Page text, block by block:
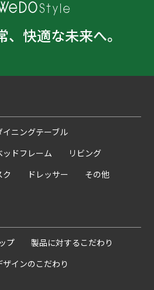
快適な未来へ。
イニングテーブル
ッドフレーム
リビング
ク ドレッサー その他
プ
製品に対するこだわり
ザインのこだわり